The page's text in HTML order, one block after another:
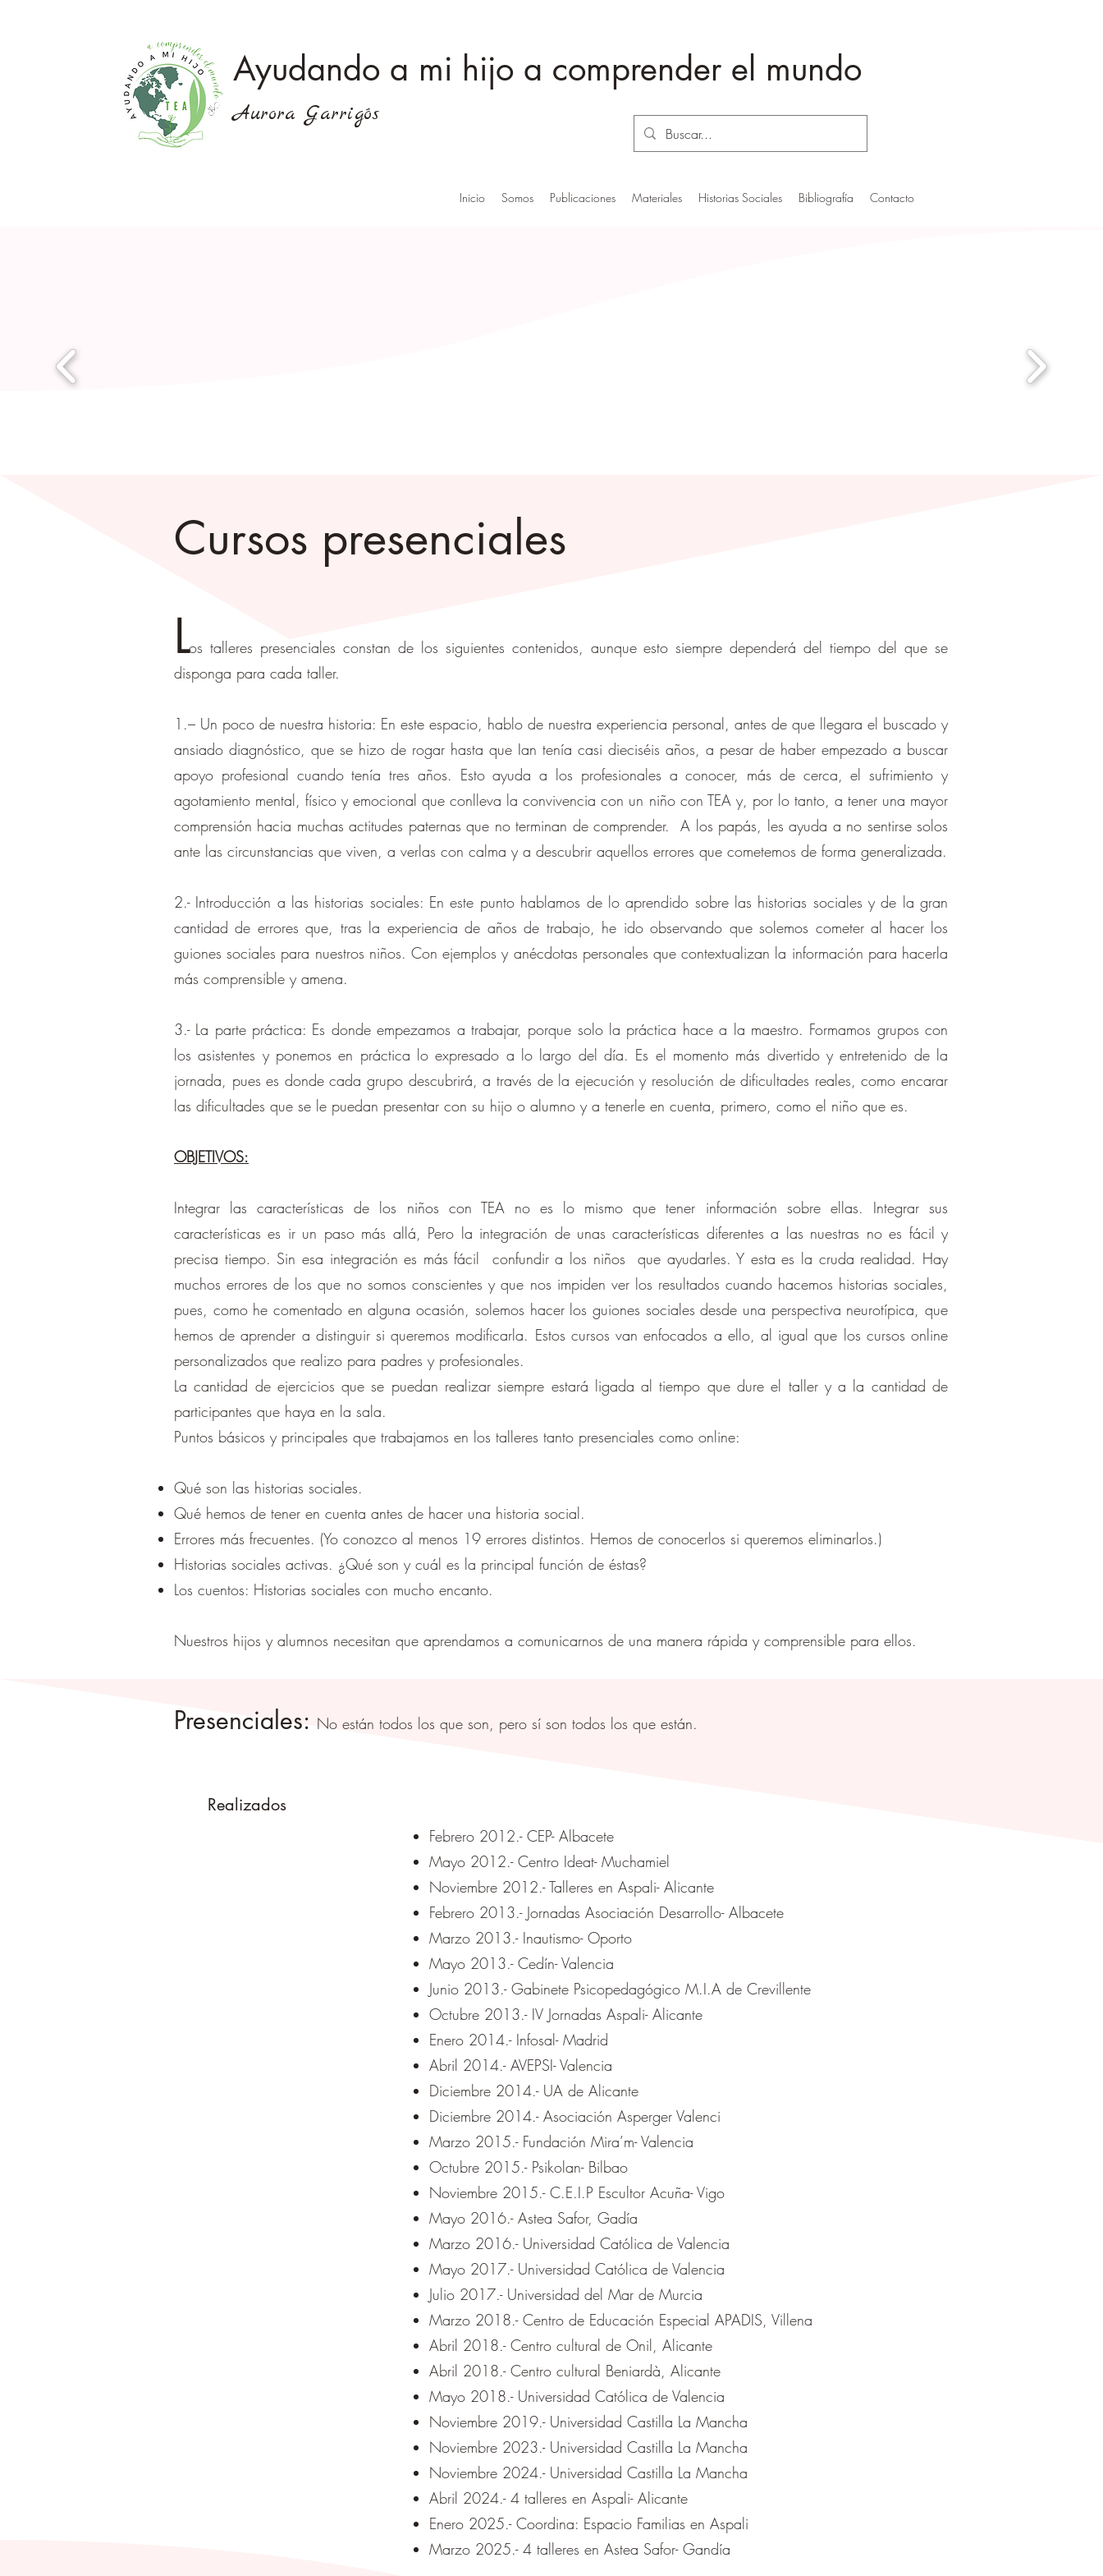
Ayudando a mi hijo a comprender el mundo
Aurora Garrigós
Inicio Somos Publicaciones Materiales Historias Sociales Bibliografía Contacto
Cursos presenciales
Los talleres presenciales constan de los siguientes contenidos, aunque esto siempre dependerá del tiempo del que se
disponga para cada taller.
1.– Un poco de nuestra historia: En este espacio, hablo de nuestra experiencia personal, antes de que llegara el buscado y
ansiado diagnóstico, que se hizo de rogar hasta que Ian tenía casi dieciséis años, a pesar de haber empezado a buscar
apoyo profesional cuando tenía tres años. Esto ayuda a los profesionales a conocer, más de cerca, el sufrimiento y
agotamiento mental, físico y emocional que conlleva la convivencia con un niño con TEA y, por lo tanto, a tener una mayor
comprensión hacia muchas actitudes paternas que no terminan de comprender. A los papás, les ayuda a no sentirse solos
ante las circunstancias que viven, a verlas con calma y a descubrir aquellos errores que cometemos de forma generalizada.
2.- Introducción a las historias sociales: En este punto hablamos de lo aprendido sobre las historias sociales y de la gran
cantidad de errores que, tras la experiencia de años de trabajo, he ido observando que solemos cometer al hacer los
guiones sociales para nuestros niños. Con ejemplos y anécdotas personales que contextualizan la información para hacerla
más comprensible y amena.
3.- La parte práctica: Es donde empezamos a trabajar, porque solo la práctica hace a la maestro. Formamos grupos con
los asistentes y ponemos en práctica lo expresado a lo largo del día. Es el momento más divertido y entretenido de la
jornada, pues es donde cada grupo descubrirá, a través de la ejecución y resolución de dificultades reales, como encarar
las dificultades que se le puedan presentar con su hijo o alumno y a tenerle en cuenta, primero, como el niño que es.
OBJETIVOS:
Integrar las características de los niños con TEA no es lo mismo que tener información sobre ellas. Integrar sus
características es ir un paso más allá, Pero la integración de unas características diferentes a las nuestras no es fácil y
precisa tiempo. Sin esa integración es más fácil confundir a los niños que ayudarles. Y esta es la cruda realidad. Hay
muchos errores de los que no somos conscientes y que nos impiden ver los resultados cuando hacemos historias sociales,
pues, como he comentado en alguna ocasión, solemos hacer los guiones sociales desde una perspectiva neurotípica, que
hemos de aprender a distinguir si queremos modificarla. Estos cursos van enfocados a ello, al igual que los cursos online
personalizados que realizo para padres y profesionales.
​La cantidad de ejercicios que se puedan realizar siempre estará ligada al tiempo que dure el taller y a la cantidad de
participantes que haya en la sala.
​Puntos básicos y principales que trabajamos en los talleres tanto presenciales como online:
Qué son las historias sociales.
Qué hemos de tener en cuenta antes de hacer una historia social.
Errores más frecuentes. (Yo conozco al menos 19 errores distintos. Hemos de conocerlos si queremos eliminarlos.)
Historias sociales activas. ¿Qué son y cuál es la principal función de éstas?
Los cuentos: Historias sociales con mucho encanto.
Nuestros hijos y alumnos necesitan que aprendamos a comunicarnos de una manera rápida y comprensible para ellos.
Presenciales: No están todos los que son, pero sí son todos los que están.
Realizados
Febrero 2012.- CEP- Albacete
Mayo 2012.- Centro Ideat- Muchamiel
Noviembre 2012.- Talleres en Aspali- Alicante
Febrero 2013.- Jornadas Asociación Desarrollo- Albacete
Marzo 2013.- Inautismo- Oporto
Mayo 2013.- Cedín- Valencia
Junio 2013.- Gabinete Psicopedagógico M.I.A de Crevillente
Octubre 2013.- IV Jornadas Aspali- Alicante
Enero 2014.- Infosal- Madrid
Abril 2014.- AVEPSI- Valencia
Diciembre 2014.- UA de Alicante
Diciembre 2014.- Asociación Asperger Valenci
Marzo 2015.- Fundación Mira’m- Valencia
Octubre 2015.- Psikolan- Bilbao
Noviembre 2015.- C.E.I.P Escultor Acuña- Vigo
Mayo 2016.- Astea Safor, Gadía
Marzo 2016.- Universidad Católica de Valencia
Mayo 2017.- Universidad Católica de Valencia
Julio 2017.- Universidad del Mar de Murcia
Marzo 2018.- Centro de Educación Especial APADIS, Villena
Abril 2018.- Centro cultural de Onil, Alicante
Abril 2018.- Centro cultural Beniardà, Alicante
Mayo 2018.- Universidad Católica de Valencia
Noviembre 2019.- Universidad Castilla La Mancha
Noviembre 2023.- Universidad Castilla La Mancha
Noviembre 2024.- Universidad Castilla La Mancha
Abril 2024.- 4 talleres en Aspali- Alicante
Enero 2025.- Coordina: Espacio Familias en Aspali
Marzo 2025.- 4 talleres en Astea Safor- Gandía